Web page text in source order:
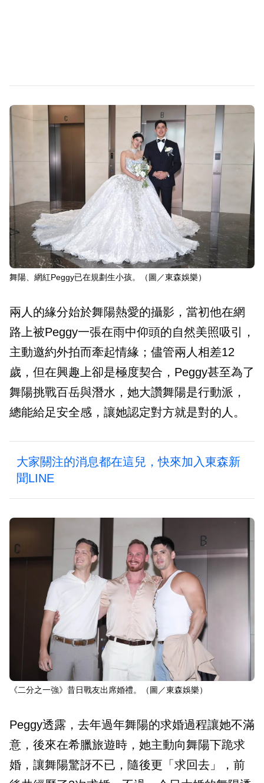
舞陽、網紅Peggy已在規劃生小孩。（圖／東森娛樂）
兩人的緣分始於舞陽熱愛的攝影，當初他在網
路上被Peggy一張在雨中仰頭的自然美照吸引，
主動邀約外拍而牽起情緣；儘管兩人相差12
歲，但在興趣上卻是極度契合，Peggy甚至為了
舞陽挑戰百岳與潛水，她大讚舞陽是行動派，
總能給足安全感，讓她認定對方就是對的人。
大家關注的消息都在這兒，快來加入東森新
聞LINE
《二分之一強》昔日戰友出席婚禮。（圖／東森娛樂）
Peggy透露，去年過年舞陽的求婚過程讓她不滿
意，後來在希臘旅遊時，她主動向舞陽下跪求
婚，讓舞陽驚訝不已，隨後更「求回去」，前